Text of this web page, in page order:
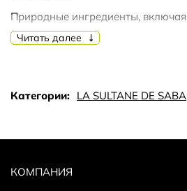
Природные ингредиенты,
обеспечивают деликатное мытье,
мускус - удобно держать в руке и
презентом или элегантным
Читать далее
Категории: LA SULTANE DE SABA
КОМПАНИЯ